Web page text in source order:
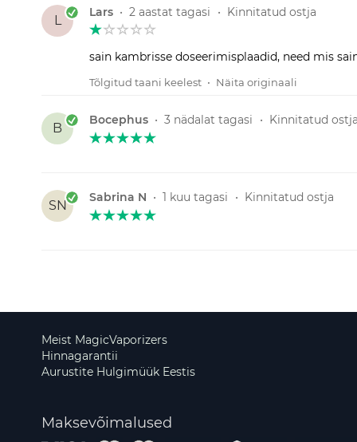
L
Lars • 2 aastat tagasi • Kinnitatud ostja
sain kambrisse doseerimisplaadid, need mis
Tõlgitud taani keelest • Näita originaali
B
Bocephus • 3 nädalat tagasi • Kinnitatud
SN
Sabrina N • 1 kuu tagasi • Kinnitatud ostja
Meist MagicVaporizers
Hinnagarantii
Aurustite Hulgimüük Eestis
Maksevõimalused